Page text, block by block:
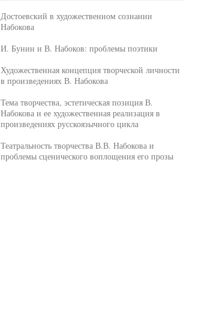
Достоевский в художественном сознании
Набокова
И. Бунин и В. Набоков: проблемы поэтики
Художественная концепция творческой личности
в произведениях В. Набокова
Тема творчества, эстетическая позиция В.
Набокова и ее художественная реализация в
произведениях русскоязычного цикла
Театральность творчества В.В. Набокова и
проблемы сценического воплощения его прозы